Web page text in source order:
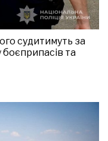
судитимуть за
та